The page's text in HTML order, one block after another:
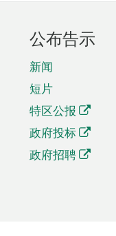
公布告示
新闻
短片
特区公报
政府投标
政府招聘